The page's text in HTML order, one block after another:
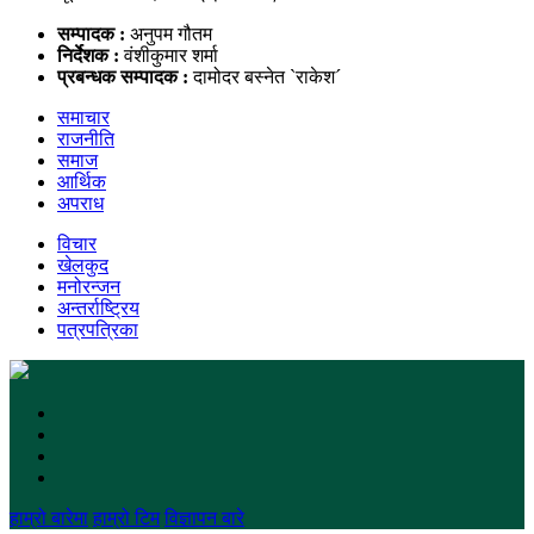
सम्पादक : अनुपम गौतम
निर्देशक :वंशीकुमार शर्मा
प्रबन्धक सम्पादक :दामोदर बस्नेत `राकेश´
समाचार
राजनीति
समाज
आर्थिक
अपराध
विचार
खेलकुद
मनोरन्जन
अन्तर्राष्ट्रिय
पत्रपत्रिका
हाम्रो बारेमा हाम्रो टिम विज्ञापन बारे